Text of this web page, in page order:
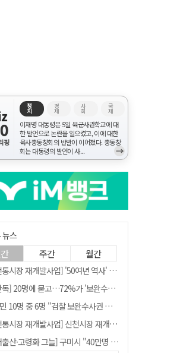
핑
정
치
경
제
사
회
국
제
이재명 대통령은 5일 육군사관학교에 대
한 발언으로 논란을 일으켰고, 이에 대한
육사총동창회의 반발이 이어졌다. 총동창
회는 대통령의 발언이 사...
→
뉴스
주간 월간
장 재개발사업] '50여년 역사' 수성시장 자리에 25층 주상복합 들어선다
] 20명에 묻고…72%가 '보완수사권 폐지'?
명 중 6명 "검찰 보완수사권 필요"…민주당 지지층도 53.8%
시장 재개발사업] 신천시장 재개발, 준공 후에도 소송전
·고령화 그늘] 구미시 "40만명 사수" 고령군 "3만명대 회복"